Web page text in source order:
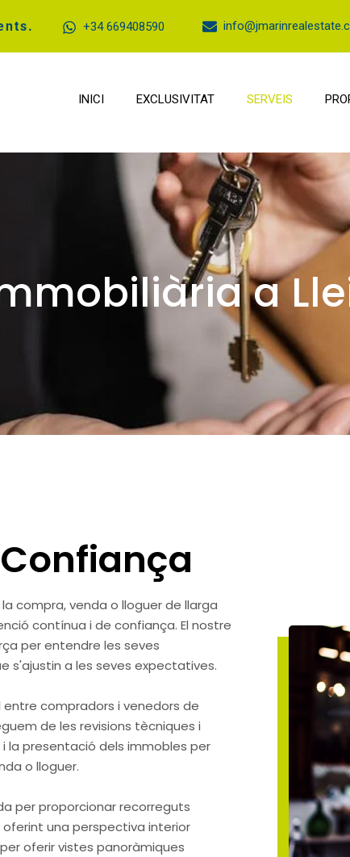
+34 669408590
INICI EXCLUSIVITAT SERVEIS
a
Confiança
compra, venda o lloguer de llarga
contínua i de confiança. El nostre
per entendre les seves
s'ajustin a les seves expectatives.
compradors i venedors de
de les revisions tècniques i
la presentació dels immobles per
o lloguer.
per proporcionar recorreguts
una perspectiva interior
oferir vistes panoràmiques